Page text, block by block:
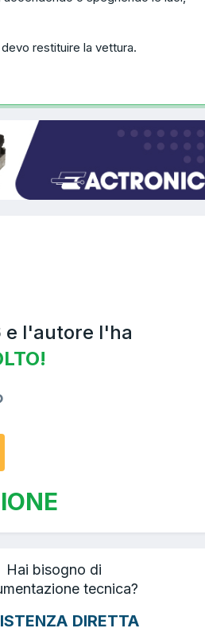
restituire la vettura.
e l'autore l'ha
Hai bisogno di
tecnica?
DIRETTA